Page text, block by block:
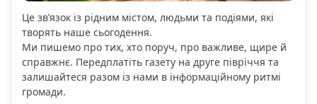
Це зв’язок із рідним містом, людьми та подіями, які
творять наше сьогодення.
Ми пишемо про тих, хто поруч, про важливе, щире й
справжнє. Передплатіть газету на друге півріччя та
залишайтеся разом із нами в інформаційному ритмі
громади.